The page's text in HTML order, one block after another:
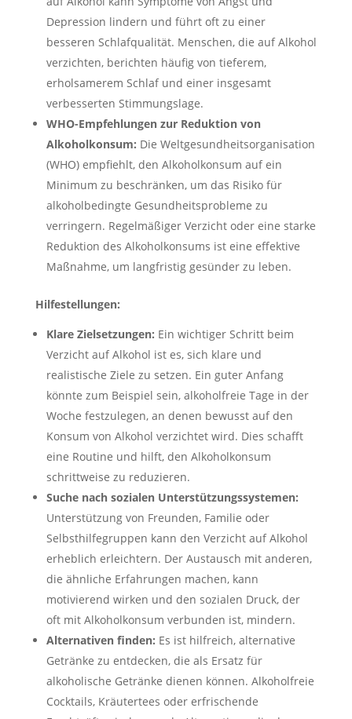
Depression lindern und führt oft zu einer
besseren Schlafqualität. Menschen, die auf Alkohol
verzichten, berichten häufig von tieferem,
erholsamerem Schlaf und einer insgesamt
verbesserten Stimmungslage.
WHO-Empfehlungen zur Reduktion von
Alkoholkonsum: Die Weltgesundheitsorganisation
(WHO) empfiehlt, den Alkoholkonsum auf ein
Minimum zu beschränken, um das Risiko für
alkoholbedingte Gesundheitsprobleme zu
verringern. Regelmäßiger Verzicht oder eine starke
Reduktion des Alkoholkonsums ist eine effektive
Maßnahme, um langfristig gesünder zu leben.
Hilfestellungen:
Klare Zielsetzungen: Ein wichtiger Schritt beim
Verzicht auf Alkohol ist es, sich klare und
realistische Ziele zu setzen. Ein guter Anfang
könnte zum Beispiel sein, alkoholfreie Tage in der
Woche festzulegen, an denen bewusst auf den
Konsum von Alkohol verzichtet wird. Dies schafft
eine Routine und hilft, den Alkoholkonsum
schrittweise zu reduzieren.
Suche nach sozialen Unterstützungssystemen:
Unterstützung von Freunden, Familie oder
Selbsthilfegruppen kann den Verzicht auf Alkohol
erheblich erleichtern. Der Austausch mit anderen,
die ähnliche Erfahrungen machen, kann
motivierend wirken und den sozialen Druck, der
oft mit Alkoholkonsum verbunden ist, mindern.
Alternativen finden: Es ist hilfreich, alternative
Getränke zu entdecken, die als Ersatz für
alkoholische Getränke dienen können. Alkoholfreie
Cocktails, Kräutertees oder erfrischende